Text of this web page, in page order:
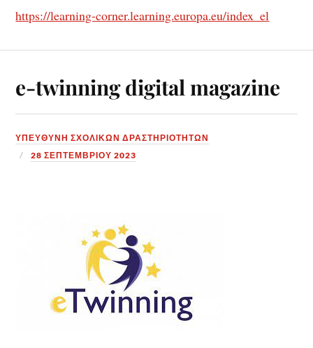
https://learning-corner.learning.europa.eu/index_el
e-twinning digital magazine
ΥΠΕΎΘΥΝΗ ΣΧΟΛΙΚΏΝ ΔΡΑΣΤΗΡΙΟΤΉΤΩΝ
28 ΣΕΠΤΕΜΒΡΊΟΥ 2023